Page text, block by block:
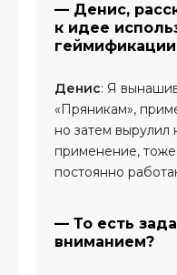
— Денис,
к идее
Денис: Я
«Пряникам»,
но затем вырулил
применение,
постоянно
— То есть
вниманием?